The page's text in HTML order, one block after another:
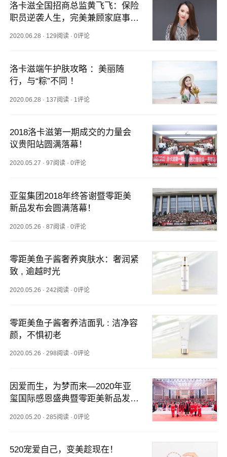
洛卡滋全国招商总监黄飞飞：保险
职员逆袭人生，完美兼顾家庭事
2020.06.28 · 129阅读 ·0评论
洛卡滋端午护肤攻略 ：美丽随
行，与“粽”不同 ！
2020.06.28 · 137阅读 · 1评论
2018洛卡滋第一期成交的力量会
议贵阳站圆满落幕！
2020.05.27 ·97阅读 ·0评论
亚玺集团2018年终答谢暨零距美
新品发布会圆满落幕！
2020.05.26 ·87阅读 ·0评论
零距美鱼子酱奢养爽肤水：奢润紧
2020.05.26 ·242阅读 ·0评论
零距美鱼子酱奢养洁面乳 : 洁净容
颜，不惧初老
2020.05.26 ·298阅读 ·0评论
因爱而生，为梦而来—2020年亚
玺国际感恩盛典暨零距美新品发布
2020.05.20 · 285阅读 ·0评论
520宠爱自己，变美趁现在！